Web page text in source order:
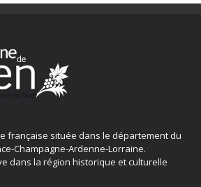
française située dans le département du
Champagne-Ardenne-Lorraine.
dans la région historique et culturelle